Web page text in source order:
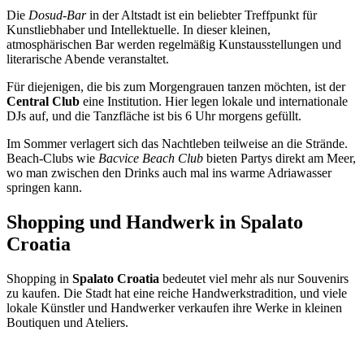
Die Dosud-Barin der Altstadt ist ein beliebter Treffpunkt für
Kunstliebhaber und Intellektuelle. In dieser kleinen,
atmosphärischen Bar werden regelmäßig Kunstausstellungen und
literarische Abende veranstaltet.
Für diejenigen, die bis zum Morgengrauen tanzen möchten, ist der
Central Club eine Institution. Hier legen lokale und internationale
DJs auf, und die Tanzfläche ist bis 6 Uhr morgens gefüllt.
Im Sommer verlagert sich das Nachtleben teilweise an die Strände.
Beach-Clubs wie Bacvice Beach Club bieten Partys direkt am Meer,
wo man zwischen den Drinks auch mal ins warme Adriawasser
springen kann.
Shopping und Handwerk in Spalato
Croatia
Shopping in Spalato Croatia bedeutet viel mehr als nur Souvenirs
zu kaufen. Die Stadt hat eine reiche Handwerkstradition, und viele
lokale Künstler und Handwerker verkaufen ihre Werke in kleinen
Boutiquen und Ateliers.